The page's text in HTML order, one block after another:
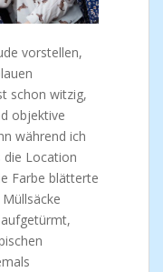
vorstellen,
schon witzig,
objektive
während ich
die Location
Farbe blätterte